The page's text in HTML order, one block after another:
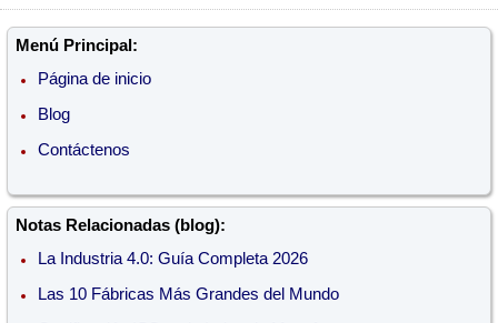
Menú Principal:
Página de inicio
Blog
Contáctenos
Notas Relacionadas (blog):
La Industria 4.0: Guía Completa 2026
Las 10 Fábricas Más Grandes del Mundo